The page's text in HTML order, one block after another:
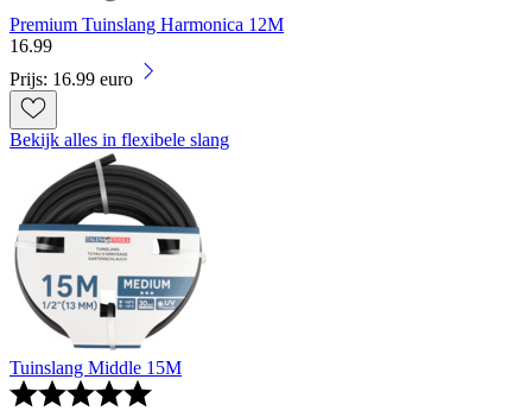
Premium Tuinslang Harmonica 12M
16.99
Prijs: 16.99 euro
Bekijk alles in flexibele slang
Tuinslang Middle 15M